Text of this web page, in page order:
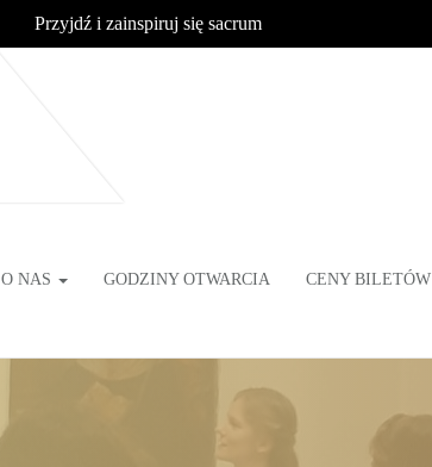
Przyjdź i zainspiruj się sacrum
O NAS GODZINY OTWARCIA CENY BILETÓW